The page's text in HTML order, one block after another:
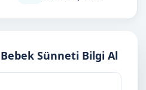
Sünneti Bilgi Al